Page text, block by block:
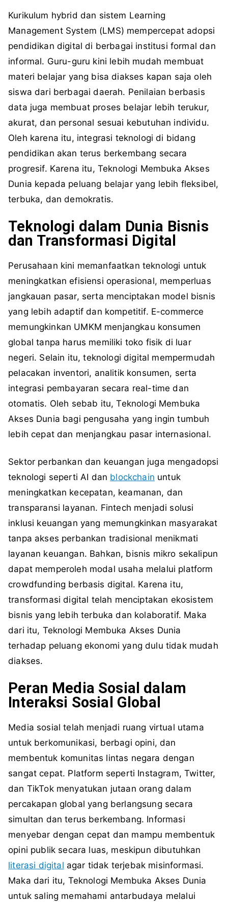
Kurikulum hybrid dan sistem Learning
Management System (LMS) mempercepat adopsi
pendidikan digital di berbagai institusi formal dan
informal. Guru-guru kini lebih mudah membuat
materi belajar yang bisa diakses kapan saja oleh
siswa dari berbagai daerah. Penilaian berbasis
data juga membuat proses belajar lebih terukur,
akurat, dan personal sesuai kebutuhan individu.
Oleh karena itu, integrasi teknologi di bidang
pendidikan akan terus berkembang secara
progresif. Karena itu, Teknologi Membuka Akses
Dunia kepada peluang belajar yang lebih fleksibel,
terbuka, dan demokratis.
Teknologi dalam Dunia Bisnis
dan Transformasi Digital
Perusahaan kini memanfaatkan teknologi untuk
meningkatkan efisiensi operasional, memperluas
jangkauan pasar, serta menciptakan model bisnis
yang lebih adaptif dan kompetitif. E-commerce
memungkinkan UMKM menjangkau konsumen
global tanpa harus memiliki toko fisik di luar
negeri. Selain itu, teknologi digital mempermudah
pelacakan inventori, analitik konsumen, serta
integrasi pembayaran secara real-time dan
otomatis. Oleh sebab itu, Teknologi Membuka
Akses Dunia bagi pengusaha yang ingin tumbuh
lebih cepat dan menjangkau pasar internasional.
Sektor perbankan dan keuangan juga mengadopsi
teknologi seperti AI dan blockchain untuk
meningkatkan kecepatan, keamanan, dan
transparansi layanan. Fintech menjadi solusi
inklusi keuangan yang memungkinkan masyarakat
tanpa akses perbankan tradisional menikmati
layanan keuangan. Bahkan, bisnis mikro sekalipun
dapat memperoleh modal usaha melalui platform
crowdfunding berbasis digital. Karena itu,
transformasi digital telah menciptakan ekosistem
bisnis yang lebih terbuka dan kolaboratif. Maka
dari itu, Teknologi Membuka Akses Dunia
terhadap peluang ekonomi yang dulu tidak mudah
diakses.
Peran Media Sosial dalam
Interaksi Sosial Global
Media sosial telah menjadi ruang virtual utama
untuk berkomunikasi, berbagi opini, dan
membentuk komunitas lintas negara dengan
sangat cepat. Platform seperti Instagram, Twitter,
dan TikTok menyatukan jutaan orang dalam
percakapan global yang berlangsung secara
simultan dan terus berkembang. Informasi
menyebar dengan cepat dan mampu membentuk
opini publik secara luas, meskipun dibutuhkan
literasi digital agar tidak terjebak misinformasi.
Maka dari itu, Teknologi Membuka Akses Dunia
untuk saling memahami antarbudaya melalui